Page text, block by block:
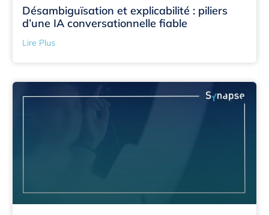
Désambiguïsation et explicabilité : piliers
d’une IA conversationnelle fiable
Lire Plus